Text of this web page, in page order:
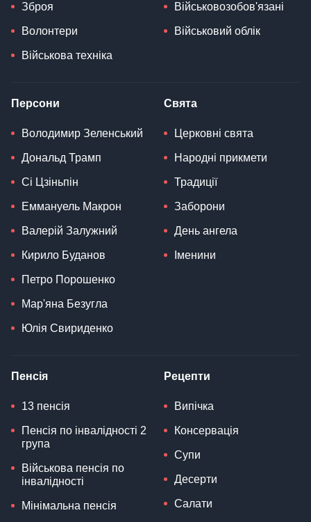
Зброя
Волонтери
Військова техніка
Військовозобов'язані
Військовий облік
Персони
Володимир Зеленський
Дональд Трамп
Сі Цзіньпін
Еммануель Макрон
Валерій Залужний
Кирило Буданов
Петро Порошенко
Мар'яна Безугла
Юлія Свириденко
Свята
Церковні свята
Народні прикмети
Традиції
Заборони
День ангела
Іменини
Пенсія
13 пенсія
Пенсія по інвалідності 2
група
Військова пенсія по
інвалідності
Мінімальна пенсія
Рецепти
Випічка
Консервація
Супи
Десерти
Салати